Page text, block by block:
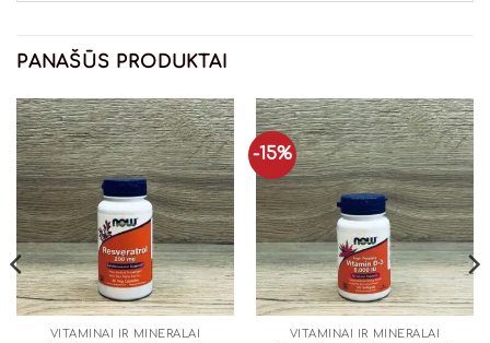
PANAŠŪS PRODUKTAI
VITAMINAI IR MINERALAI
-15%
VITAMINAI IR MINERALAI